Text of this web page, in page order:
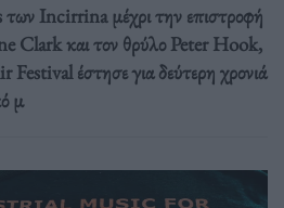
Incirrina μέχρι την επιστροφή
Clark και τον θρύλο Peter Hook,
έστησε για δεύτερη χρονιά
μ